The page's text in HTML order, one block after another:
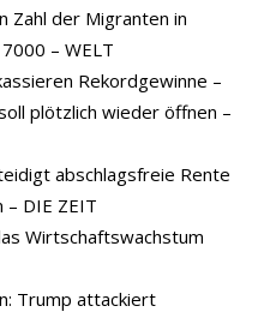
Zahl der Migranten in
– WELT
Rekordgewinne –
plötzlich wieder öffnen –
abschlagsfreie Rente
– DIE ZEIT
Wirtschaftswachstum
Trump attackiert